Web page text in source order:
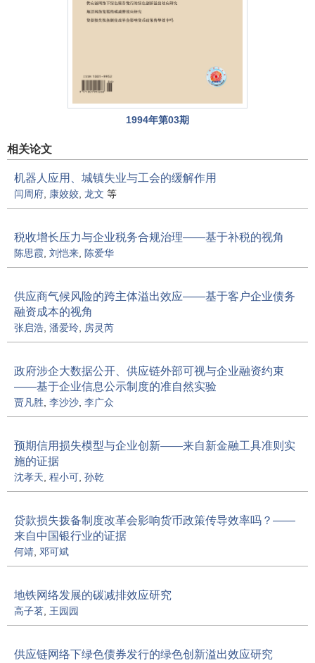
1994年第03期
相关论文
机器人应用、城镇失业与工会的缓解作用
闫周府 康姣姣 龙文 等
税收增长压力与企业税务合规治理——基于补税的视角
陈思霞 刘恺来 陈爱华
供应商气候风险的跨主体溢出效应——基于客户企业债务
融资成本的视角
张启浩 潘爱玲 房灵芮
政府涉企大数据公开、供应链外部可视与企业融资约束
——基于企业信息公示制度的准自然实验
贾凡胜 李沙沙 李广众
预期信用损失模型与企业创新——来自新金融工具准则实
施的证据
沈孝天 程小可 孙乾
贷款损失拨备制度改革会影响货币政策传导效率吗？——
来自中国银行业的证据
何靖 邓可斌
地铁网络发展的碳减排效应研究
高子茗 王园园
供应链网络下绿色债券发行的绿色创新溢出效应研究